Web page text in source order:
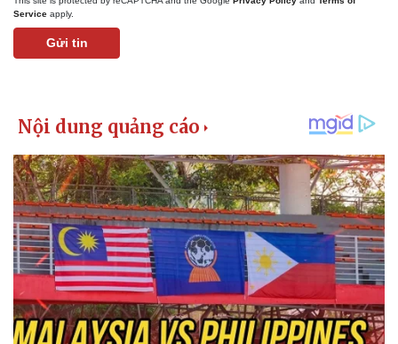
Pháp luật
Vụ án
Tin nóng
Quân sự - Quốc phòng
Vũ khí
Việt Nam
Service apply.
Gửi tin